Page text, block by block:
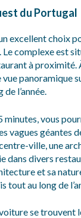
du Portugal
excellent choix
complexe est
à proximité.
panoramique
l’année.
minutes, vous
vagues géantes
ville, une
dans divers
et sa
tout au long de
se trouvent